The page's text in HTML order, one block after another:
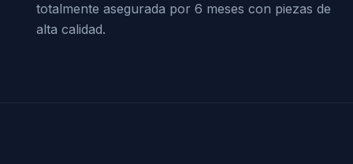
totalmente asegurada por 6 meses con piezas de
alta calidad.